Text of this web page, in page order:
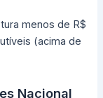
menos de R$
(acima de
Nacional